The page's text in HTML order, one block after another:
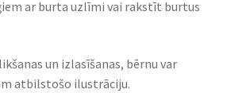
ar burta uzlīmi vai rakstīt burtus
un izlasīšanas, bērnu var
atbilstošo ilustrāciju.